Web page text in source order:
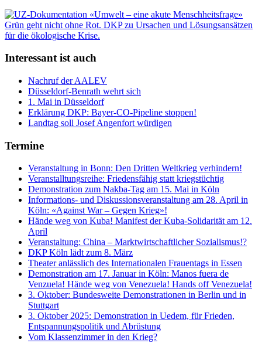
Interessant ist auch
Nachruf der AALEV
Düsseldorf-Benrath wehrt sich
1. Mai in Düsseldorf
Erklärung DKP: Bayer-CO-Pipeline stoppen!
Landtag soll Josef Angenfort würdigen
Termine
Veranstaltung in Bonn: Den Dritten Weltkrieg verhindern!
Veranstalltungsreihe: Friedensfähig statt kriegstüchtig
Demonstration zum Nakba-Tag am 15. Mai in Köln
Informations- und Diskussionsveranstaltung am 28. April in
Köln: «Against War – Gegen Krieg»!
Hände weg von Kuba! Manifest der Kuba-Solidarität am 12.
April
Veranstaltung: China – Marktwirtschaftlicher Sozialismus!?
DKP Köln lädt zum 8. März
Theater anlässlich des Internationalen Frauentags in Essen
Demonstration am 17. Januar in Köln: Manos fuera de
Venzuela! Hände weg von Venezuela! Hands off Venezuela!
3. Oktober: Bundesweite Demonstrationen in Berlin und in
Stuttgart
3. Oktober 2025: Demonstration in Uedem, für Frieden,
Entspannungspolitik und Abrüstung
Vom Klassenzimmer in den Krieg?